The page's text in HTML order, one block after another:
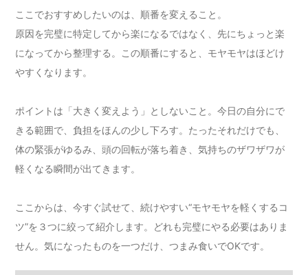
ここでおすすめしたいのは、順番を変えること。
原因を完璧に特定してから楽になるではなく、先にちょっと楽
になってから整理する。この順番にすると、モヤモヤはほどけ
やすくなります。
ポイントは「大きく変えよう」としないこと。今日の自分にで
きる範囲で、負担をほんの少し下ろす。たったそれだけでも、
体の緊張がゆるみ、頭の回転が落ち着き、気持ちのザワザワが
軽くなる瞬間が出てきます。
ここからは、今すぐ試せて、続けやすい“モヤモヤを軽くするコ
ツ”を３つに絞って紹介します。どれも完璧にやる必要はありま
せん。気になったものを一つだけ、つまみ食いでOKです。